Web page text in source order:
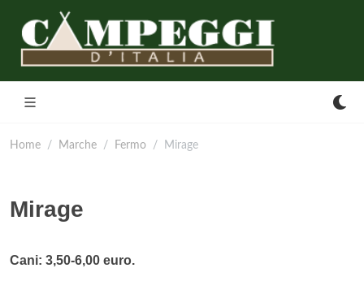
Home Marche Fermo Mirage
Mirage
Cani: 3,50-6,00 euro.